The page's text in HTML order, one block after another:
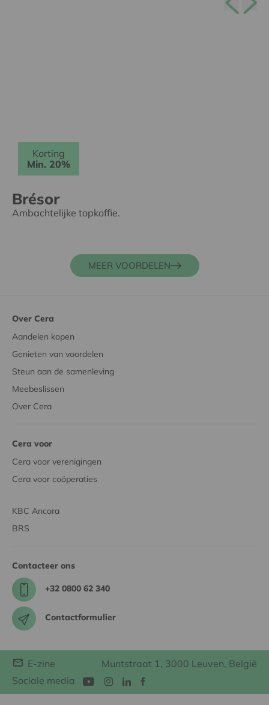
Korting
Min. 20%
Brésor
Ambachtelijke topkoffie.
MEER VOORDELEN
Over Cera
Aandelen kopen
Genieten van voordelen
Steun aan de samenleving
Meebeslissen
Over Cera
Cera voor
Cera voor verenigingen
Cera voor coöperaties
KBC Ancora
BRS
Contacteer ons
+32 0800 62 340
Contactformulier
E-zine
Muntstraat 1, 3000 Leuven, België
Sociale media